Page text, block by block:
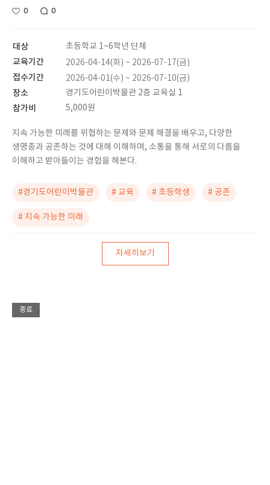
0 0
대상 초등학교 1~6학년 단체
교육기간 2026-04-14(화) ~ 2026-07-17(금)
접수기간 2026-04-01(수) ~ 2026-07-10(금)
장소 경기도어린이박물관 2층 교육실 1
참가비 5,000원
지속 가능한 미래를 위협하는 문제와 문제 해결을 배우고, 다양한
생명종과 공존하는 것에 대해 이해하며, 소통을 통해 서로의 다름을
이해하고 받아들이는 경험을 해본다.
#경기도어린이박물관 # 교육 # 초등학생 # 공존
# 지속 가능한 미래
자세히보기
종료